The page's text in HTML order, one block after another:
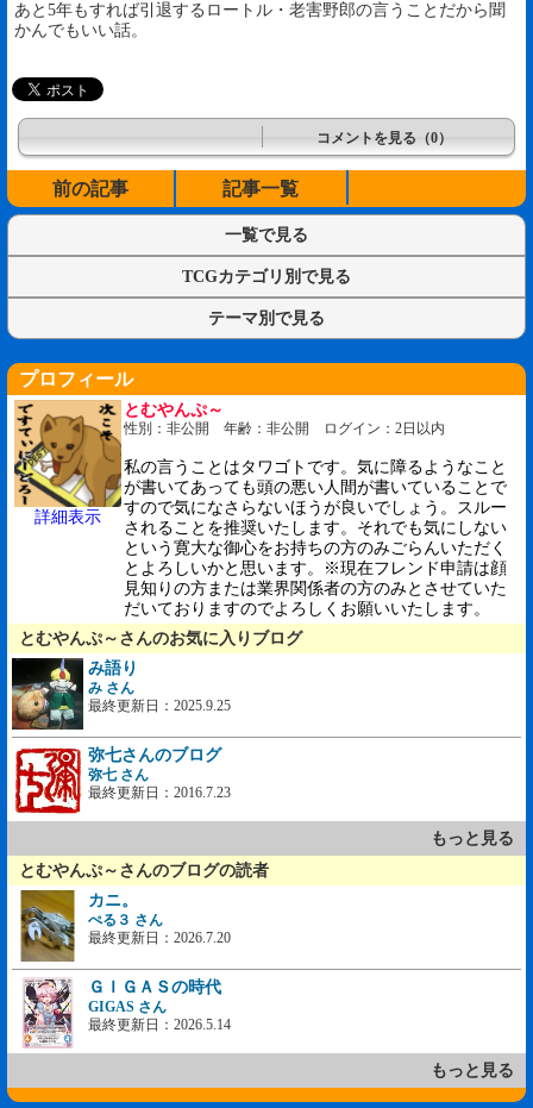
あと5年もすれば引退するロートル・老害野郎の言うことだから聞
かんでもいい話。
コメントを見る（0）
前の記事 記事一覧
一覧で見る
TCGカテゴリ別で見る
テーマ別で見る
プロフィール
詳細表示
とむやんぷ～
性別：非公開 年齢：非公開 ログイン：2日以内
私の言うことはタワゴトです。気に障るようなこと
が書いてあっても頭の悪い人間が書いていることで
すので気になさらないほうが良いでしょう。スルー
されることを推奨いたします。それでも気にしない
という寛大な御心をお持ちの方のみごらんいただく
とよろしいかと思います。※現在フレンド申請は顔
見知りの方または業界関係者の方のみとさせていた
だいておりますのでよろしくお願いいたします。
とむやんぷ～さんのお気に入りブログ
み語り
み さん
最終更新日：2025.9.25
弥七さんのブログ
弥七 さん
最終更新日：2016.7.23
もっと見る
とむやんぷ～さんのブログの読者
カニ。
ぺる３ さん
最終更新日：2026.7.20
ＧＩＧＡＳの時代
GIGAS さん
最終更新日：2026.5.14
もっと見る